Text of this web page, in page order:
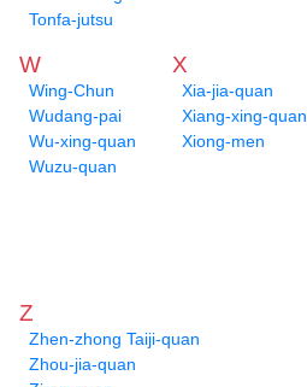
Tonfa-jutsu
W
Wing-Chun
Wudang-pai
Wu-xing-quan
Wuzu-quan
X
Xia-jia-quan
Xiang-xing-quan
Xiong-men
Z
Zhen-zhong Taiji-quan
Zhou-jia-quan